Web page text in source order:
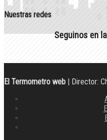
Nuestras redes
Seguinos en
El Termometro web | Director: